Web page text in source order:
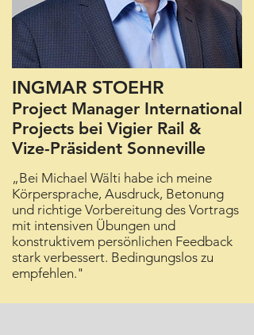
INGMAR STOEHR
Project Manager International
Projects bei Vigier Rail &
Vize-Präsident Sonneville
„Bei Michael Wälti habe ich meine
Körpersprache, Ausdruck, Betonung
und richtige Vorbereitung des Vortrags
mit intensiven Übungen und
konstruktivem persönlichen Feedback
stark verbessert. Bedingungslos zu
empfehlen."